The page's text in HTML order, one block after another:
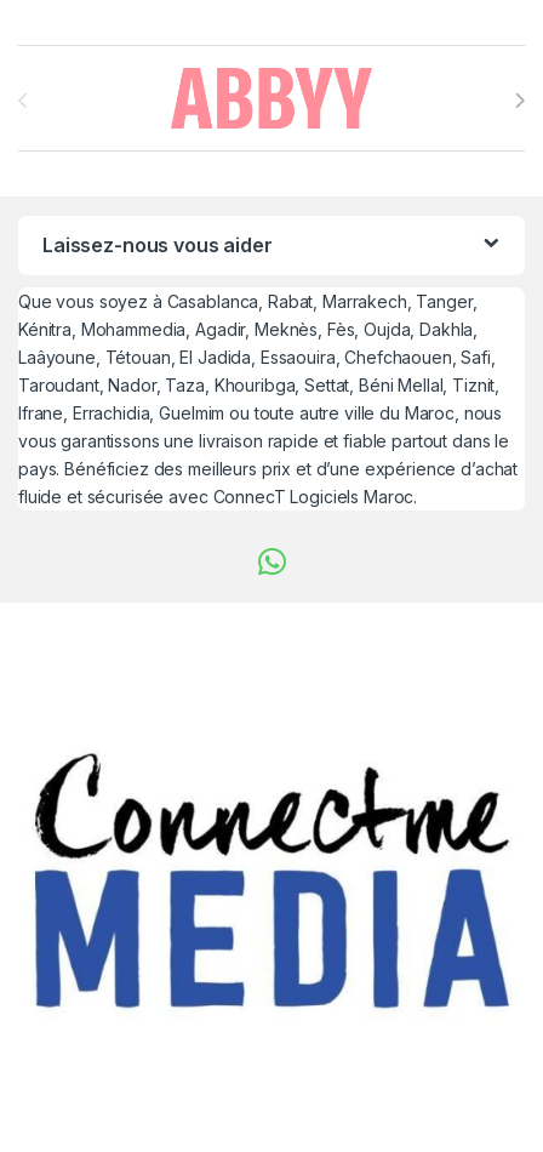
Brands Carousel
Laissez-nous vous aider
Que vous soyez à Casablanca, Rabat, Marrakech, Tanger,
Kénitra, Mohammedia, Agadir, Meknès, Fès, Oujda, Dakhla,
Laâyoune, Tétouan, El Jadida, Essaouira, Chefchaouen, Safi,
Taroudant, Nador, Taza, Khouribga, Settat, Béni Mellal, Tiznit,
Ifrane, Errachidia, Guelmim ou toute autre ville du Maroc, nous
vous garantissons une livraison rapide et fiable partout dans le
pays. Bénéficiez des meilleurs prix et d’une expérience d’achat
fluide et sécurisée avec ConnecT Logiciels Maroc.